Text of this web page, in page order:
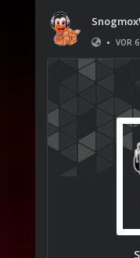
• VOR